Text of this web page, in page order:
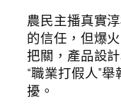
農民主播真實
的信任，但爆
把關，產品設
“職業打假人”
擾。